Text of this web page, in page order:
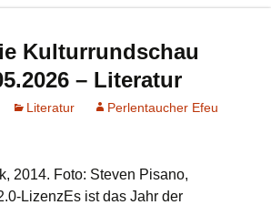
Kulturrundschau
– Literatur
Literatur
Perlentaucher Efeu
2014. Foto: Steven Pisano,
LizenzEs ist das Jahr der